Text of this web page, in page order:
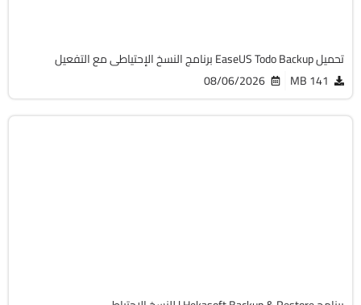
تحميل EaseUS Todo Backup برنامج النسخ الإحتياطى مع التفعيل
141 MB
08/06/2026